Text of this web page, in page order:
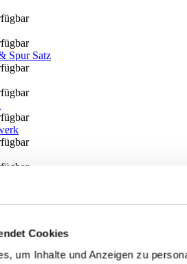
Cookies
um Inhalte und Anzeigen zu
Spur Satz